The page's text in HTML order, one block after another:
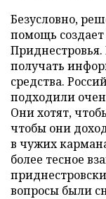
Безусловно,
помощь
получать
средства.
подходили
Они хотят,
чтобы они
в чужих
более тесное
вопросы были